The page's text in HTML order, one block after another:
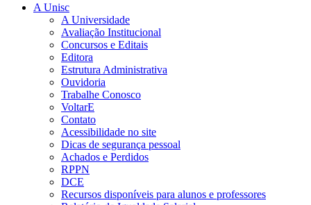
A Unisc
A Universidade
Avaliação Institucional
Concursos e Editais
Editora
Estrutura Administrativa
Ouvidoria
Trabalhe Conosco
VoltarE
Contato
Acessibilidade no site
Dicas de segurança pessoal
Achados e Perdidos
RPPN
DCE
Recursos disponíveis para alunos e professores